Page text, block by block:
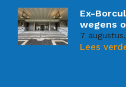
Ex-
wegens
7
Lees